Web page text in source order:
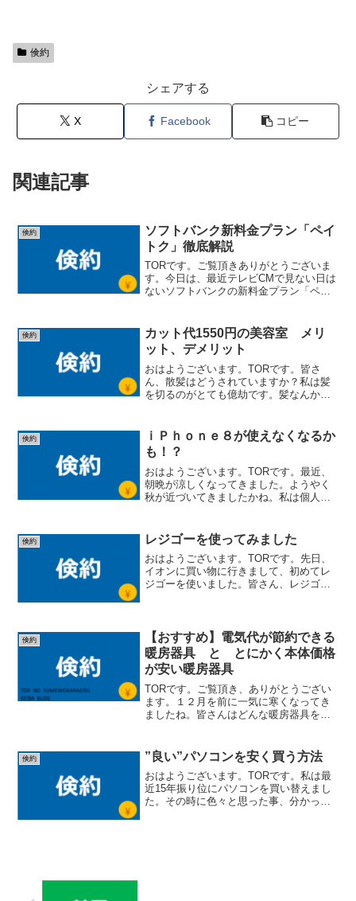
倹約
シェアする
X Facebook コピー
関連記事
倹約
ソフトバンク新料金プラン「ペイ
トク」徹底解説
TORです。ご覧頂きありがとうございま
す。今日は、最近テレビCMで見ない日は
ないソフトバンクの新料金プラン「ペイ
是非チェックしてくださいね。
(adsbygoogle ...
倹約
カット代1550円の美容室 メリ
ット、デメリット
おはようございます。TORです。皆さ
ん、散髪はどうされていますか？私は髪
を切るのがとても億劫です。髪なんか伸
にいく事も含めて、そこにまつわる時間
が勿体ないなと感じてしま...
倹約
ｉＰｈｏｎｅ８が使えなくなるか
も！？
おはようございます。TORです。最近、
朝晩が涼しくなってきました。ようやく
秋が近づいてきましたかね。私は個人的
り目は体調を崩しやすいので、皆さんも
気を付けてくださいね。...
倹約 レジゴーを使ってみました
おはようございます。TORです。先日、
イオンに買い物に行きまして、初めてレ
ジゴーを使いました。皆さん、レジゴー
倹約
【おすすめ】電気代が節約できる
暖房器具 と とにかく本体価格
が安い暖房器具
TORです。ご覧頂き、ありがとうござい
ます。１２月を前に一気に寒くなってき
ましたね。皆さんはどんな暖房器具を使
特に目新しいモノではないです笑。た
だ、どちらも節約に役立つ...
倹約 ”良い”パソコンを安く買う方法
おはようございます。TORです。私は最
近15年振り位にパソコンを買い替えまし
た。その時に色々と思った事、分かった